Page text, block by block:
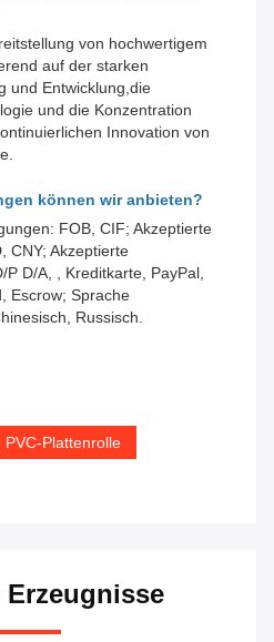
von hochwertigem
auf der starken
und Entwicklung,die
und die Konzentration
Innovation von
können wir anbieten?
FOB, CIF; Akzeptierte
CNY; Akzeptierte
D/A, , Kreditkarte, PayPal,
Escrow; Sprache
Russisch.
PVC-Plattenrolle